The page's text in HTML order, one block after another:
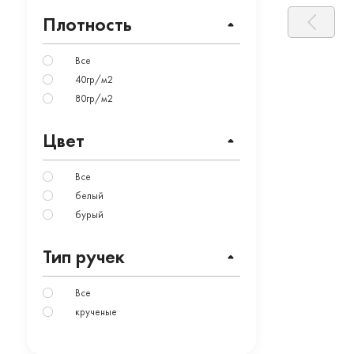
Плотность
Все
40гр/м2
80гр/м2
Цвет
Все
белый
бурый
Тип ручек
Все
крученые